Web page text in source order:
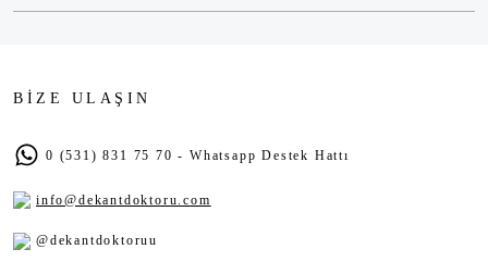
BİZE ULAŞIN
0 (531) 831 75 70 - Whatsapp Destek Hattı
info@dekantdoktoru.com
@dekantdoktoruu